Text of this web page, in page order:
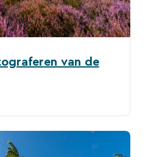
van de